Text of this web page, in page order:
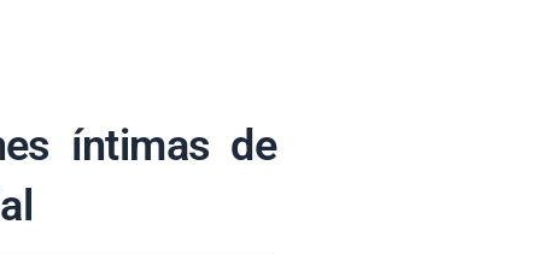
íntimas de